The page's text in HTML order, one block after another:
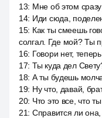
13: Мне об этом
14: Иди сюда,
15: Как ты смеешь
солгал. Где мой? Ты
16: Говори нет,
17: Ты куда дел
18: А ты будешь
19: Ну что, давай,
20: Что это все, что
21: Справится ли